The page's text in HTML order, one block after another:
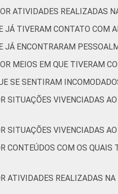
3 4 2
7 0 0
2 2 2
ATIVIDADES REALIZADAS
JÁ TIVERAM CONTATO COM
JÁ ENCONTRARAM
MEIOS EM QUE TIVERAM
SE SENTIRAM
SITUAÇÕES VIVENCIADAS
SITUAÇÕES VIVENCIADAS
CONTEÚDOS COM OS
ATIVIDADES REALIZADAS